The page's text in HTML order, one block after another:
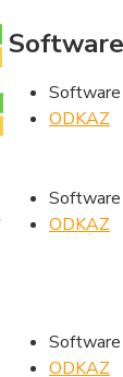
ODKAZ
Software
ODKAZ
Software
ODKAZ